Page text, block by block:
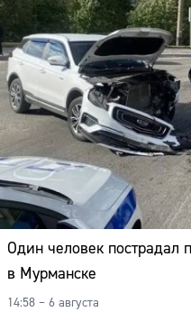
Один человек пострадал
в Мурманске
14:58 – 6 августа